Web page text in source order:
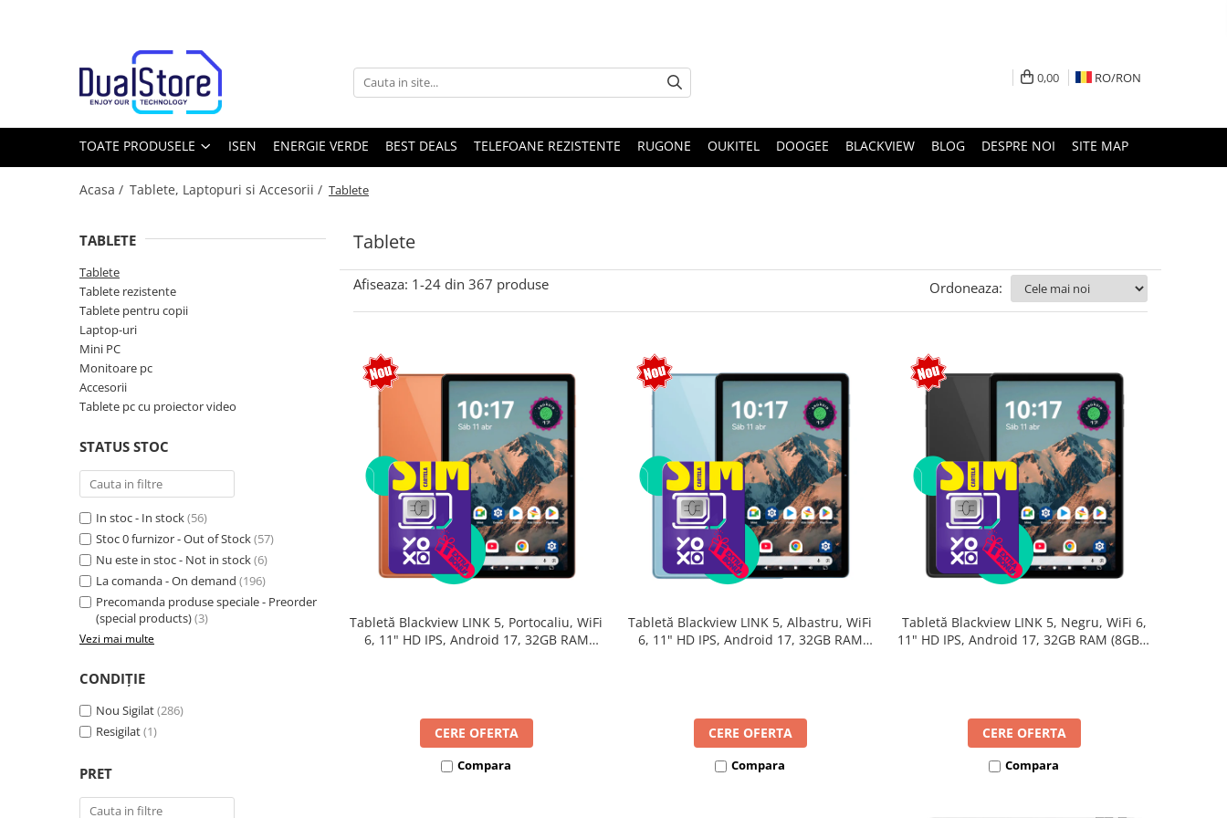
Producatori Telefoane Mobila
Telefoane mobile
Toate ( smart si clasice )
Telefoane cu proiector video
Telefoane (Smartphone) 5G
Telefoane cu camera termica
Telefoane clasice
Piese si accesorii telefoane mobile
Producatori telefoane
Telefoane mobile RugOne
Telefoane mobile Doogee
Telefoane mobile Oukitel
Telefoane mobile Ulefone
Telefoane mobile Unihertz
Telefoane mobile Cubot
Telefoane mobile Blackview
Telefoane mobile OSCAL
Telefoane mobile Fossibot
Telefoane mobile Lagenio
Telefoane mobile iSEN
Telefoane mobile F150
Telefoane mobile HUAWEI
Telefoane mobile Xiaomi
Telefoane mobile AGM
0,00 RO/RON
TOATE PRODUSELE ISEN ENERGIE VERDE BEST DEALS TELEFOANE REZISTENTE RUGONE OUKITEL DOOGEE BLACKVIEW BLOG DESPRE NOI SITE MAP
Acasa / Tablete, Laptopuri si Accesorii / Tablete
Tablete
TABLETE
Tablete
Tablete rezistente
Tablete pentru copii
Laptop-uri
Mini PC
Monitoare pc
Accesorii
Tablete pc cu proiector video
STATUS STOC
In stoc - In stock(56)
Stoc 0 furnizor - Out of Stock(57)
Nu este in stoc - Not in stock(6)
La comanda - On demand (196)
Precomanda produse speciale - Preorder
(special products)(3)
Vezi mai multe
CONDIȚIE
Nou Sigilat(286)
Resigilat(1)
PRET
Afiseaza: 1-24 din 367 produse Ordoneaza:
Tabletă Blackview LINK 5, Portocaliu, WiFi
6, 11" HD IPS, Android 17, 32GB RAM
CERE OFERTA
Compara
Tabletă Blackview LINK 5, Albastru, WiFi
6, 11" HD IPS, Android 17, 32GB RAM
CERE OFERTA
Compara
Tabletă Blackview LINK 5, Negru, WiFi 6,
11" HD IPS, Android 17, 32GB RAM (8GB +
CERE OFERTA
Compara